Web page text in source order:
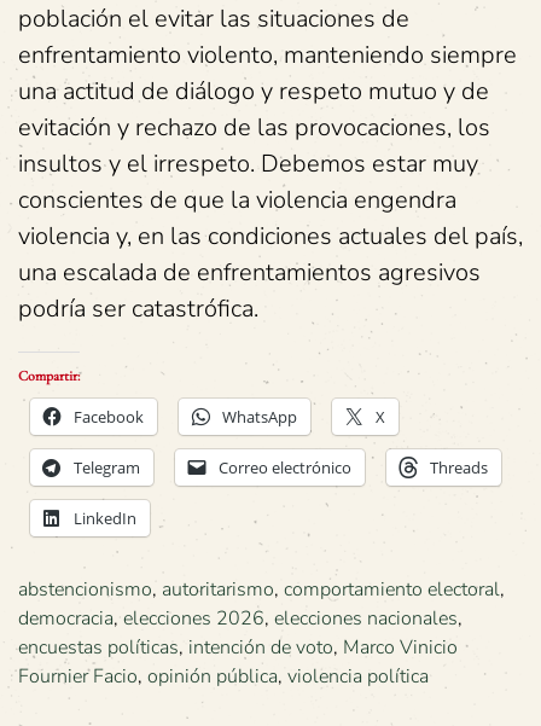
población el evitar las situaciones de
enfrentamiento violento, manteniendo siempre
una actitud de diálogo y respeto mutuo y de
evitación y rechazo de las provocaciones, los
insultos y el irrespeto. Debemos estar muy
conscientes de que la violencia engendra
violencia y, en las condiciones actuales del país,
una escalada de enfrentamientos agresivos
podría ser catastrófica.
Compartir:
Facebook WhatsApp X
Telegram Correo electrónico Threads
LinkedIn
abstencionismo, autoritarismo, comportamiento electoral,
democracia, elecciones 2026, elecciones nacionales,
encuestas políticas, intención de voto, Marco Vinicio
Fournier Facio, opinión pública, violencia política